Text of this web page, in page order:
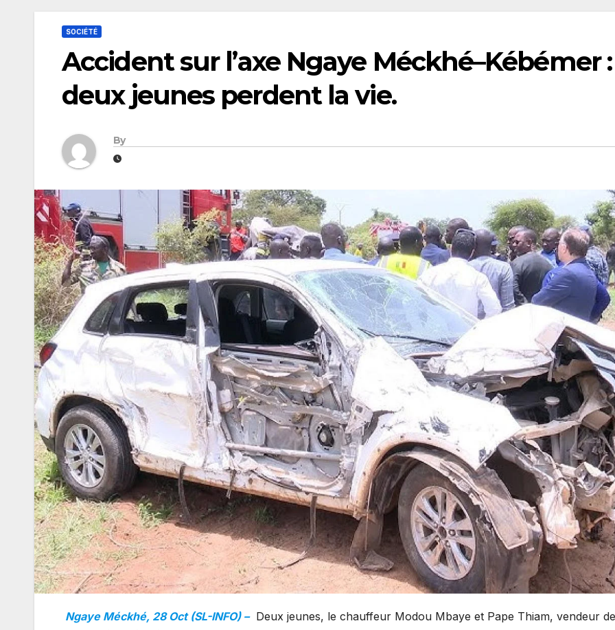
SOCIÉTÉ
Accident sur l’axe Ngaye Méckhé–Kébémer :
deux jeunes perdent la vie.
By
Ngaye Méckhé, 28 Oct (SL-INFO) – Deux jeunes, le chauffeur Modou Mbaye et Pape Thiam, vendeur de